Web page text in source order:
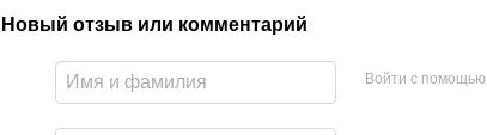
Новый отзыв или комментарий
Войти с помощью